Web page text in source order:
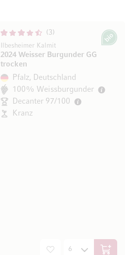
3
Ilbesheimer Kalmit
2024 Weisser Burgunder GG
trocken
Bio
Pfalz, Deutschland
100% Weissburgunder
Decanter 97/100
Kranz